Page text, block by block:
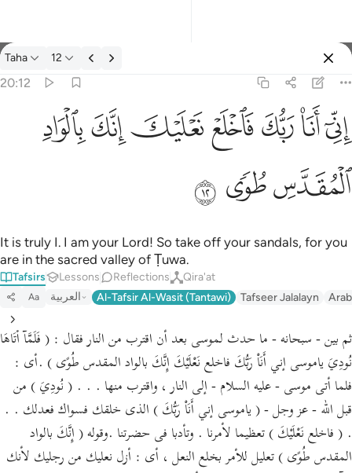
Tafsir: Taha 20:12
Taha 12
20:12
اني انا ربك فاخلع نعليك انك بالواد المقدس طوى ١٢
إِنِّىٓ أَنَا۠ رَبُّكَ فَٱخْلَعْ نَعْلَيْكَ ۖ إِنَّكَ بِٱلْوَادِ ٱلْمُقَدَّسِ طُوًۭى ١٢
ﲺﲻﲼﲽﲾﲿﳀ
ﳁﳂ ﳃ
It is truly I. I am your Lord! So take off your sandals, for you
are in the sacred valley of Ṭuwa.
Tafsirs Lessons Reflections Qira'at
Aa العربية Al-Tafsir Al-Wasit (Tantawi) Tafseer Jalalayn
ثم بين - سبحانه - ما حدث لموسى بعد أن اقترب من النار فقال : ( فَلَمَّآ أَتَاهَا
نُودِيَ ياموسى إني أَنَاْ رَبُّكَ فاخلع نَعْلَيْكَ إِنَّكَ بالواد المقدس طُوًى ) .أى :
فلما أتى موسى - عليه السلام - إلى النار ، واقترب منها . . . ( نُودِيَ ) من
قبل الله - عز وجل - ( ياموسى إني أَنَاْ رَبُّكَ ) الذى خلقك فسواك فعدلك . .
. ( فاخلع نَعْلَيْكَ ) تعظيما لأمرنا . وتأدبا فى حضرتنا .وقوله ( إِنَّكَ بالواد
المقدس طُوًى ) تعليل للأمر بخلع النعل ، أى : أزل نعليك من رجليك لأنك